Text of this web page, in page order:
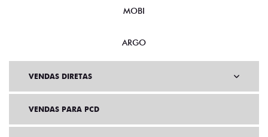
MOBI
ARGO
VENDAS DIRETAS
VENDAS PARA PCD